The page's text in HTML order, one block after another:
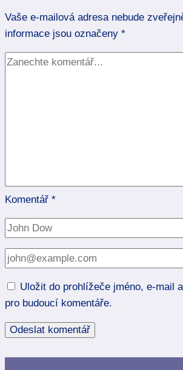
a
klidný
spánek
Vaše e-mailová adresa nebude
informace jsou označeny *
Komentář *
Uložit do prohlížeče jméno, e-mail
pro budoucí komentáře.